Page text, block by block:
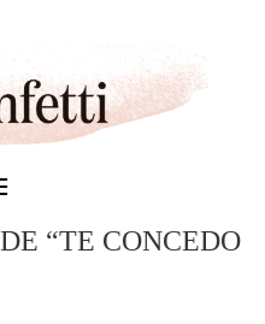
“TE CONCEDO